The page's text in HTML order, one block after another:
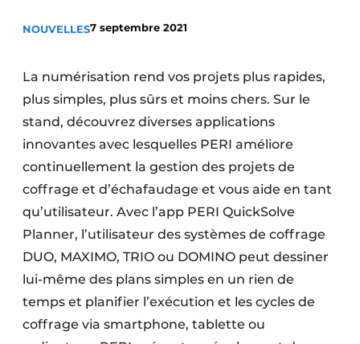
Construction bois
Contrôle d’accès
Éclairage
Fondations
Façades
Géotextiles
Infrastructures souterraines et égouttage
NOUVELLES7 septembre 2021
La numérisation rend vos projets plus rapides,
plus simples, plus sûrs et moins chers. Sur le
stand, découvrez diverses applications
innovantes avec lesquelles PERI améliore
continuellement la gestion des projets de
coffrage et d’échafaudage et vous aide en tant
qu’utilisateur. Avec l’app PERI QuickSolve
Planner, l’utilisateur des systèmes de coffrage
DUO, MAXIMO, TRIO ou DOMINO peut dessiner
lui-même des plans simples en un rien de
temps et planifier l’exécution et les cycles de
coffrage via smartphone, tablette ou